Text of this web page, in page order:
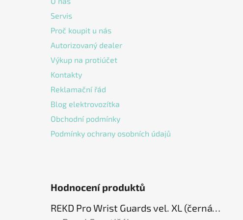
Servis
Proč koupit u nás
Autorizovaný dealer
Výkup na protiúčet
Kontakty
Reklamační řád
Blog elektrovozítka
Obchodní podmínky
Podmínky ochrany osobních údajů
Hodnocení produktů
REKD Pro Wrist Guards vel. XL (černá) chrániče zápěstí